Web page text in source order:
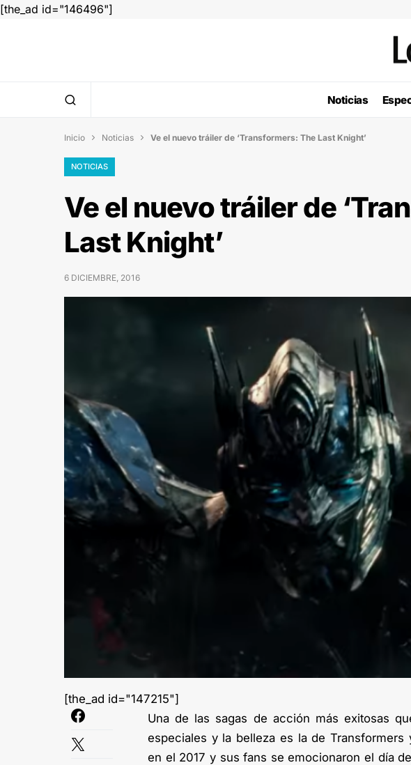
[the_ad id="146496"]
Noticias
Inicio  Noticias  Ve el nuevo tráiler de ‘Transformers: The Last Knight’
NOTICIAS
Ve el nuevo tráiler de
Last Knight’
6 DICIEMBRE, 2016
[the_ad id="147215"]
Una de las sagas de acción más exitosas
especiales y la belleza es la de Transformers
en el 2017 y sus fans se emocionaron el día